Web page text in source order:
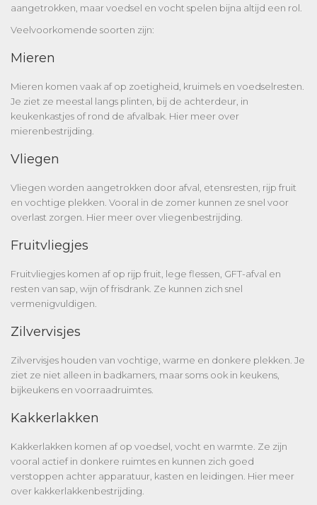
aangetrokken, maar voedsel en vocht spelen bijna altijd een rol.
Veelvoorkomende soorten zijn:
Mieren
Mieren komen vaak af op zoetigheid, kruimels en voedselresten.
Je ziet ze meestal langs plinten, bij de achterdeur, in
keukenkastjes of rond de afvalbak. Hier meer over
mierenbestrijding.
Vliegen
Vliegen worden aangetrokken door afval, etensresten, rijp fruit
en vochtige plekken. Vooral in de zomer kunnen ze snel voor
overlast zorgen. Hier meer overvliegenbestrijding.
Fruitvliegjes
Fruitvliegjes komen af op rijp fruit, lege flessen, GFT-afval en
resten van sap, wijn of frisdrank. Ze kunnen zich snel
vermenigvuldigen.
Zilvervisjes
Zilvervisjes houden van vochtige, warme en donkere plekken. Je
ziet ze niet alleen in badkamers, maar soms ook in keukens,
bijkeukens en voorraadruimtes.
Kakkerlakken
Kakkerlakken komen af op voedsel, vocht en warmte. Ze zijn
vooral actief in donkere ruimtes en kunnen zich goed
verstoppen achter apparatuur, kasten en leidingen. Hier meer
over kakkerlakkenbestrijding.